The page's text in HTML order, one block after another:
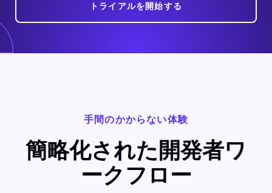
トライアルを開始する
手間のかからない体験
簡略化された開発者ワ
ークフロー